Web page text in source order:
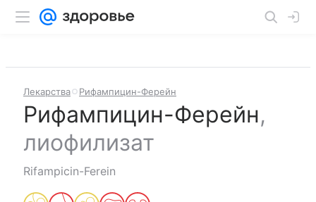
Лекарства Рифампицин-Ферейн
Рифампицин-Ферейн,
лиофилизат
Rifampicin-Ferein